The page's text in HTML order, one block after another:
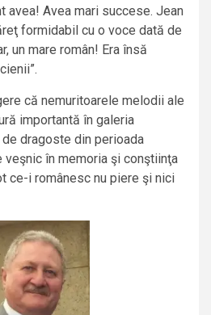
avea! Avea mari succese. Jean
formidabil cu o voce dată de
un mare român! Era însă
că nemuritoarele melodii ale
importantă în galeria
dragoste din perioada
veşnic în memoria şi conştiinţa
ce-i românesc nu piere şi nici